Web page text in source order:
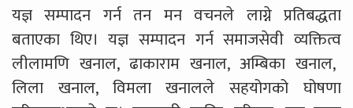
यज्ञ सम्पादन गर्न तन मन वचनले लाग्ने प्रतिबद्धता
बताएका थिए। यज्ञ सम्पादन गर्न समाजसेवी व्यक्तित्व
लीलामणि खनाल, ढाकाराम खनाल, अम्बिका खनाल,
लिला खनाल, विमला खनालले सहयोगको घोषणा